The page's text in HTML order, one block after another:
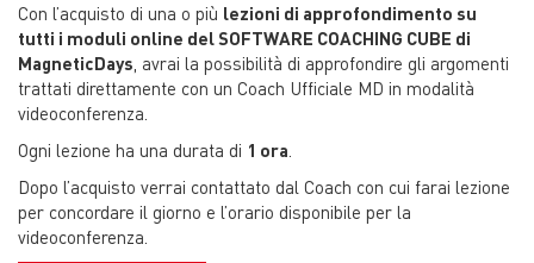
Con l’acquisto di una o più lezioni di approfondimento su
tutti i moduli online del SOFTWARE COACHING CUBE di
MagneticDays, avrai la possibilità di approfondire gli argomenti
trattati direttamente con un Coach Ufficiale MD in modalità
videoconferenza.
Ogni lezione ha una durata di 1 ora.
Dopo l’acquisto verrai contattato dal Coach con cui farai lezione
per concordare il giorno e l’orario disponibile per la
videoconferenza.